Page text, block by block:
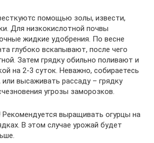
помощью золы, извести,
Для низкокислотной почвы
жидкие удобрения. По весне
глубоко вскапывают, после чего
Затем грядку обильно поливают и
на 2-3 суток. Неважно, собираетесь
высаживать рассаду – грядку
угрозы заморозков.
выращивать огурцы на
В этом случае урожай будет